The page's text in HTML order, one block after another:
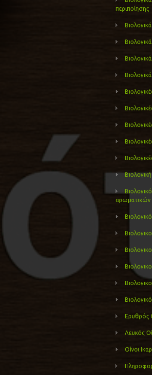
περιποίησης
αρωματικών
Ερυθρός
Λευκός
Οίνοι